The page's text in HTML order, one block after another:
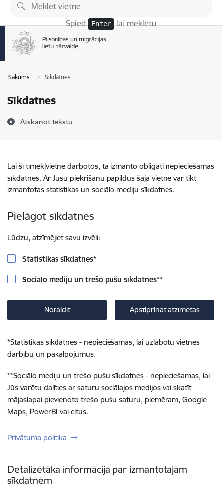
Pāriet uz lapas saturu
Spied Enter lai meklētu
Sākums Sīkdatnes
Sīkdatnes
Atskaņot tekstu
Lai šī tīmekļvietne darbotos, tā izmanto obligāti nepieciešamās
sīkdatnes. Ar Jūsu piekrišanu papildus šajā vietnē var tikt
izmantotas statistikas un sociālo mediju sīkdatnes.
Pielāgot sīkdatnes
Lūdzu, atzīmējiet savu izvēli:
Statistikas sīkdatnes*
Sociālo mediju un trešo pušu sīkdatnes**
Noraidīt Apstiprināt atzīmētās
*Statistikas sīkdatnes - nepieciešamas, lai uzlabotu vietnes
darbību un pakalpojumus.
**Sociālo mediju un trešo pušu sīkdatnes - nepieciešamas, lai
Jūs varētu dalīties ar saturu sociālajos medijos vai skatīt
mājaslapai pievienoto trešo pušu saturu, piemēram, Google
Maps, PowerBI vai citus.
Privātuma politika
Detalizētāka informācija par izmantotajām
sīkdatnēm